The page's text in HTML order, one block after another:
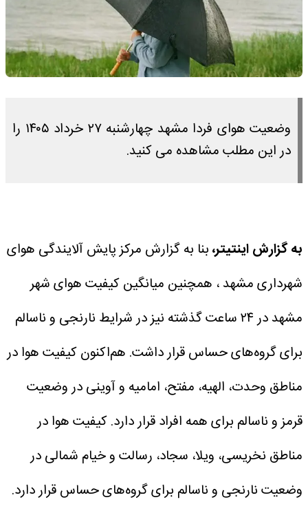
وضعیت هوای فردا مشهد چهارشنبه ۲۷ خرداد ۱۴۰۵ را
در این مطلب مشاهده می کنید.
به گزارش اینتیتر،بنا به گزارش مرکز پایش آلایندگی هوای
شهرداری مشهد ، همچنین میانگین کیفیت هوای شهر
مشهد در ۲۴ ساعت گذشته نیز در شرایط نارنجی و ناسالم
برای گروه‌های حساس قرار داشت. هم‌اکنون کیفیت هوا در
مناطق وحدت، الهیه، مفتح، امامیه و آوینی در وضعیت
قرمز و ناسالم برای همه افراد قرار دارد.کیفیت هوا در
مناطق نخریسی، ویلا، سجاد، رسالت و خیام شمالی در
وضعیت نارنجی و ناسالم برای گروه‌های حساس قرار دارد.